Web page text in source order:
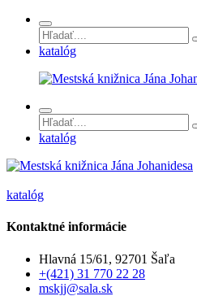
katalóg
katalóg
katalóg
Kontaktné informácie
Hlavná 15/61, 92701 Šaľa
+(421) 31 770 22 28
mskjj@sala.sk